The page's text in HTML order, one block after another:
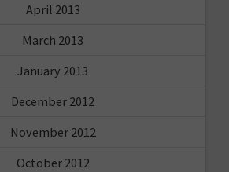
April 2013
March 2013
January 2013
December 2012
November 2012
October 2012